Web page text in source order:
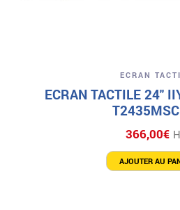
ECRAN
ECRAN TACTILE 24″
366,00€
AJOUTER AU